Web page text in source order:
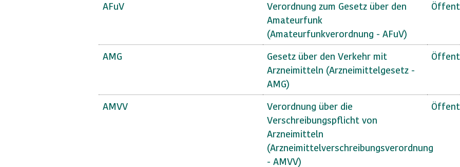
AFuV
Verordnung zum Gesetz über den
Amateurfunk
(Amateurfunkverordnung - AFuV)
AMG
Gesetz über den Verkehr mit
Arzneimitteln (Arzneimittelgesetz -
AMG)
AMVV
Verordnung über die
Verschreibungspflicht von
Arzneimitteln
(Arzneimittelverschreibungsverordnung
- AMVV)